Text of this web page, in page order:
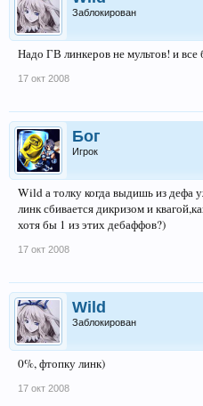
Заблокирован
Надо ГВ линкеров не мультов! и все
17 окт 2008
Бог
Игрок
Wild а толку когда выдишь из дефа
линк сбивается дикризом и
хотя бы 1 из этих дебаффов?)
17 окт 2008
Wild
Заблокирован
0%, фтопку линк)
17 окт 2008